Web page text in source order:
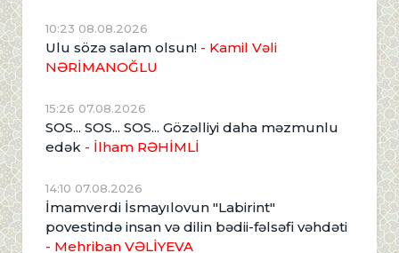
10:23 08.08.2026
Ulu sözə salam olsun! - Kamil Vəli
NƏRİMANOĞLU
15:26 07.08.2026
SOS... SOS... SOS... Gözəlliyi daha məzmunlu
edək - İlham RƏHİMLİ
14:10 07.08.2026
İmamverdi İsmayılovun "Labirint"
povestində insan və dilin bədii-fəlsəfi vəhdəti
- Mehriban VƏLİYEVA